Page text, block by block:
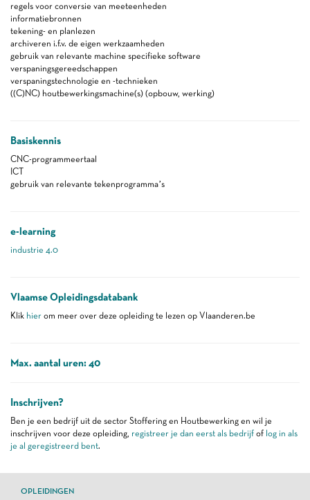
regels voor conversie van meeteenheden
informatiebronnen
tekening- en planlezen
archiveren i.f.v. de eigen werkzaamheden
gebruik van relevante machine specifieke software
verspaningsgereedschappen
verspaningstechnologie en -technieken
((C)NC) houtbewerkingsmachine(s) (opbouw, werking)
Basiskennis
CNC-programmeertaal
ICT
gebruik van relevante tekenprogramma’s
e-learning
industrie 4.0
Vlaamse Opleidingsdatabank
Klik hier om meer over deze opleiding te lezen op Vlaanderen.be
Max. aantal uren: 40
Inschrijven?
Ben je een bedrijf uit de sector Stoffering en Houtbewerking en wil je
inschrijven voor deze opleiding, registreer je dan eerst als bedrijf of log in als
je al geregistreerd bent.
OPLEIDINGEN